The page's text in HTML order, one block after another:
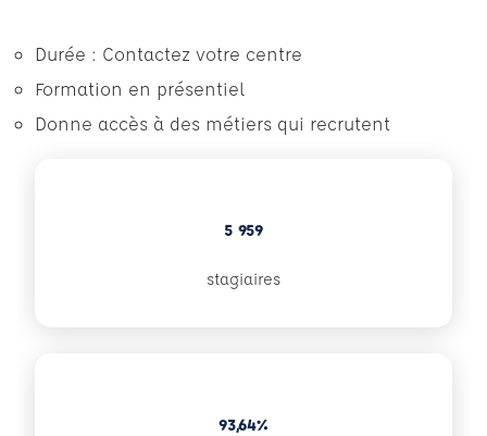
Durée : Contactez votre centre
Formation en présentiel
Donne accès à des métiers qui recrutent
5 959
stagiaires
93,64%